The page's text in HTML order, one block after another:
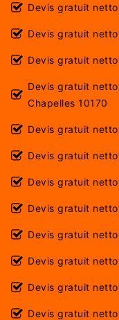
Devis gratuit
Devis gratuit
Devis gratuit
Devis gratuit
Chapelles 10170
Devis gratuit
Devis gratuit
Devis gratuit
Devis gratuit
Devis gratuit
Devis gratuit
Devis gratuit
Devis gratuit